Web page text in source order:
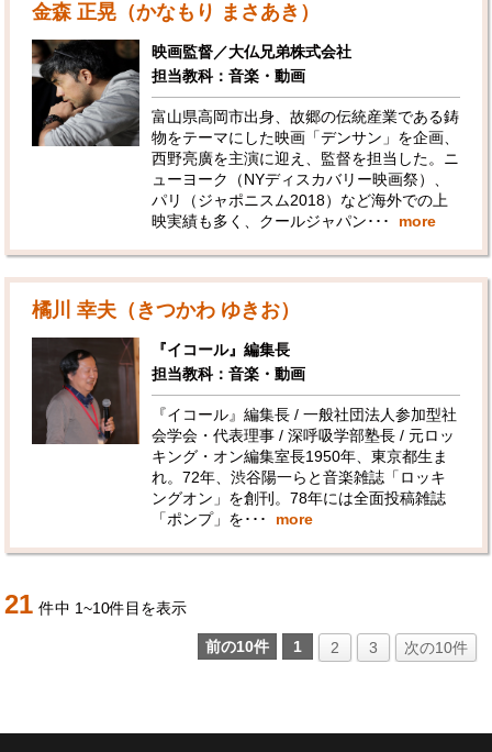
金森 正晃（かなもり まさあき）
映画監督／大仏兄弟株式会社
担当教科：音楽・動画
富山県高岡市出身、故郷の伝統産業である鋳
物をテーマにした映画「デンサン」を企画、
西野亮廣を主演に迎え、監督を担当した。ニ
ューヨーク（NYディスカバリー映画祭）、
パリ（ジャポニスム2018）など海外での上
映実績も多く、クールジャパン･･･
more
橘川 幸夫（きつかわ ゆきお）
『イコール』編集長
担当教科：音楽・動画
『イコール』編集長 / 一般社団法人参加型社
会学会・代表理事 / 深呼吸学部塾長 / 元ロッ
キング・オン編集室長1950年、東京都生ま
れ。72年、渋谷陽一らと音楽雑誌「ロッキ
ングオン」を創刊。78年には全面投稿雑誌
「ポンプ」を･･･
more
21 件中 1~10件目を表示
前の10件 1 2 3 次の10件